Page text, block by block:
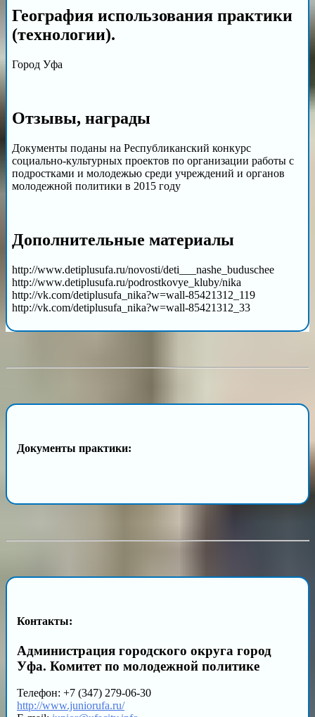
География использования практики
(технологии).
Город Уфа
Отзывы, награды
Документы поданы на Республиканский конкурс
социально-культурных проектов по организации работы с
подростками и молодежью среди учреждений и органов
молодежной политики в 2015 году
Дополнительные материалы
http://www.detiplusufa.ru/novosti/deti___nashe_buduschee
http://www.detiplusufa.ru/podrostkovye_kluby/nika
http://vk.com/detiplusufa_nika?w=wall-85421312_119
http://vk.com/detiplusufa_nika?w=wall-85421312_33
Документы практики:
Контакты:
Администрация городского округа город
Уфа. Комитет по молодежной политике
Телефон: +7 (347) 279-06-30
http://www.juniorufa.ru/